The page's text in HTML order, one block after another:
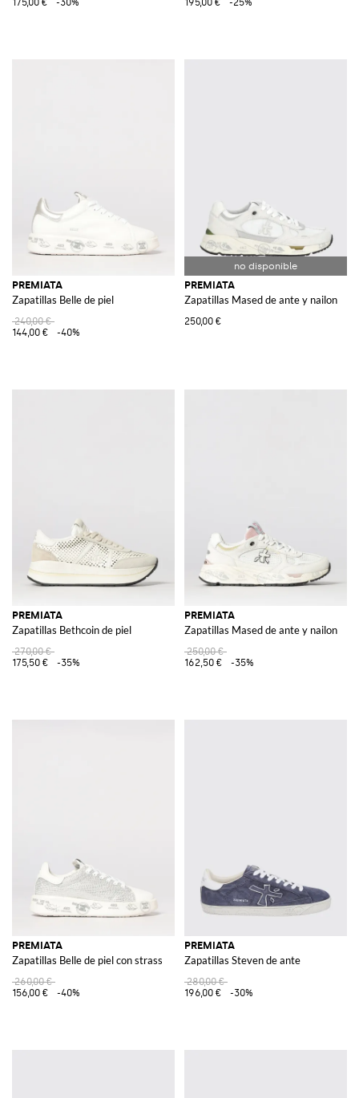
175,00 €
-30%
195,00 €
-25%
PREMIATA
Zapatillas Belle de piel
240,00 €
144,00 €
-40%
PREMIATA
Zapatillas Mased de ante y nailon
250,00 €
PREMIATA
Zapatillas Bethcoin de piel
270,00 €
175,50 €
-35%
PREMIATA
Zapatillas Mased de ante y nailon
250,00 €
162,50 €
-35%
PREMIATA
Zapatillas Belle de piel con strass
260,00 €
156,00 €
-40%
PREMIATA
Zapatillas Steven de ante
280,00 €
196,00 €
-30%